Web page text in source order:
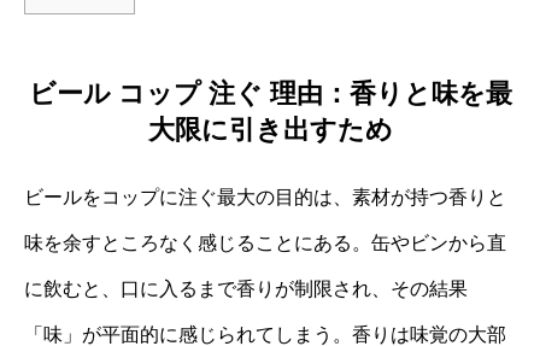
ビール コップ 注ぐ 理由：香りと味を最
大限に引き出すため
ビールをコップに注ぐ最大の目的は、素材が持つ香りと
味を余すところなく感じることにある。缶やビンから直
に飲むと、口に入るまで香りが制限され、その結果
「味」が平面的に感じられてしまう。香りは味覚の大部